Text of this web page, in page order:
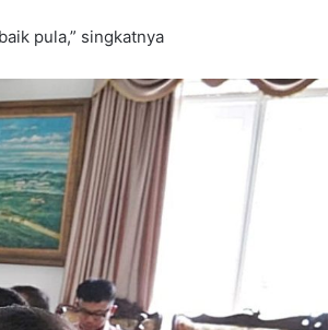
pula,” singkatnya